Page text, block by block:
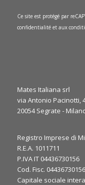
0 1
·jeu 6 mars, 2025
It’s the final day at
We’re here to
expertise can
Ce site est protégé par
confidentialitéet aux
Mates Italiana srl
via Antonio Pacinotti,
20054 Segrate -
Registro Imprese di
R.E.A. 1011711
P.IVA IT 04436730156
Cod. Fisc. 04436730156
Capitale sociale